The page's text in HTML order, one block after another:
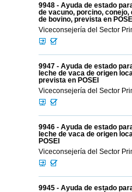
9948 - Ayuda de estado
de vacuno, porcino, conejo,
de bovino, prevista en
Viceconsejería del Sector
9947 - Ayuda de estado
leche de vaca de origen
prevista en POSEI
Viceconsejería del Sector
9946 - Ayuda de estado
leche de vaca de origen
POSEI
Viceconsejería del Sector
9945 - Ayuda de estado